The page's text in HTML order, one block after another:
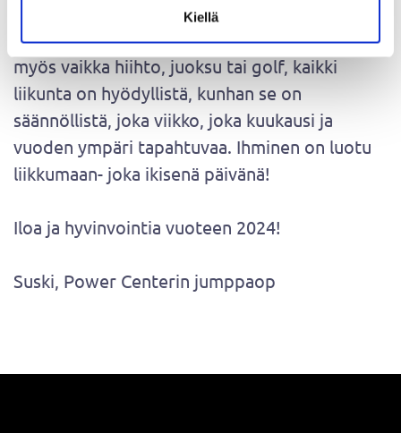
Kiellä
tanssia, joogaa, Cross trainingia tai Intelligent
cycling- sisäpyöräilyä. Oma juttusi voi olla
myös vaikka hiihto, juoksu tai golf, kaikki
liikunta on hyödyllistä, kunhan se on
säännöllistä, joka viikko, joka kuukausi ja
vuoden ympäri tapahtuvaa. Ihminen on luotu
liikkumaan- joka ikisenä päivänä!
Iloa ja hyvinvointia vuoteen 2024!
Suski, Power Centerin jumppaop